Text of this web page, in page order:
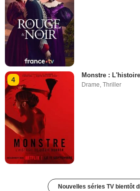
4
Monstre :
Drame ,Thriller
Nouvelles séries TV bientôt